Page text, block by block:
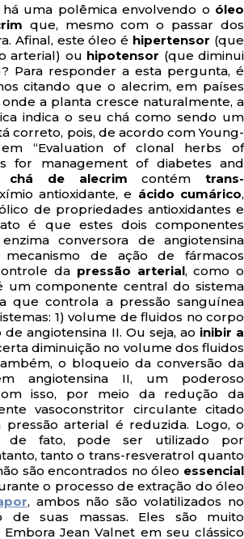
há uma polêmica envolvendo o óleo
que, mesmo com o passar dos
Afinal, este óleo é hipertensor (que
arterial) ou hipotensor (que diminui
Para responder a esta pergunta, é
citando que o alecrim, em países
a planta cresce naturalmente, a
indica o seu chá como sendo um
correto, pois, de acordo com Young-
“Evaluation of clonal herbs of
for management of diabetes and
chá de alecrim contémtrans-
antioxidante, e ácido cumárico,
de propriedades antioxidantes e
é que estes dois componentes
conversora de angiotensina
mecanismo de ação de fármacos
da pressão arterial, como o
um componente central do sistema
que controla a pressão sanguínea
1) volume de fluidos no corpo
angiotensina II. Ou seja, ao inibir a
diminuição no volume dos fluidos
o bloqueio da conversão da
angiotensina II, um poderoso
isso, por meio da redução da
vasoconstritor circulante citado
pressão arterial é reduzida. Logo, o
de fato, pode ser utilizado por
tanto o trans-resveratrol quanto
são encontrados no óleo essencial
o processo de extração do óleo
, ambos não são volatilizados no
de suas massas. Eles são muito
Embora Jean Valnet em seu clássico